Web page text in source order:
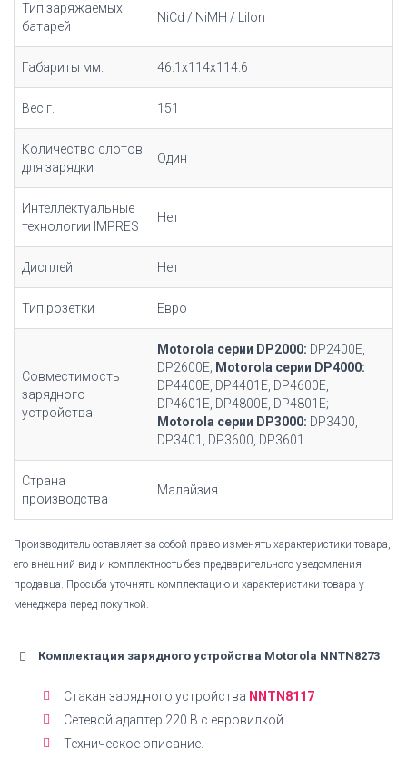
Тип заряжаемых
батарей
NiCd / NiMH / LiIon
Габариты мм. 46.1x114x114.6
Вес г. 151
Количество слотов
для зарядки
Один
Интеллектуальные
технологии IMPRES
Нет
Дисплей Нет
Тип розетки Евро
Совместимость
зарядного
устройства
Motorola серии DP2000: DP2400E,
DP2600E; Motorola серии DP4000:
DP4400E, DP4401E, DP4600E,
DP4601E, DP4800E, DP4801E;
Motorola серии DP3000: DP3400,
DP3401, DP3600, DP3601.
Страна
производства
Малайзия
Производитель оставляет за собой право изменять характеристики товара,
его внешний вид и комплектность без предварительного уведомления
продавца. Просьба уточнять комплектацию и характеристики товара у
менеджера перед покупкой.
Комплектация зарядного устройства Motorola NNTN8273
Cтакан зарядного устройства NNTN8117
Сетевой адаптер 220 В с евровилкой.
Техническое описание.